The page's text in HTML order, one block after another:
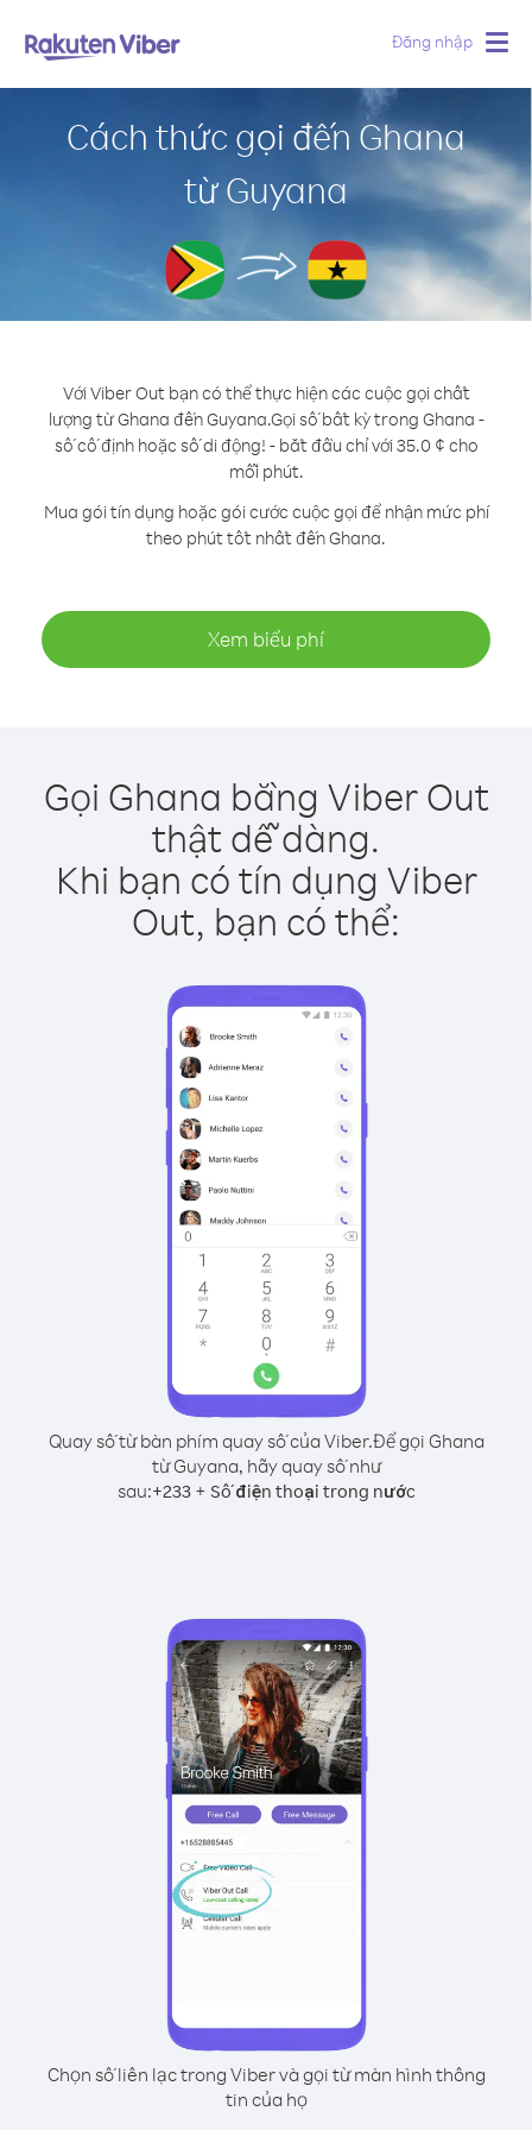
Đăng nhập
Cách thức gọi đến Ghana
từ Guyana
Với Viber Out bạn có thể thực hiện các cuộc gọi chất
lượng từ Ghana đến Guyana.Gọi số bất kỳ trong Ghana -
số cố định hoặc số di động! - bắt đầu chỉ với 35.0 ¢ cho
mỗi phút.
Mua gói tín dụng hoặc gói cước cuộc gọi để nhận mức phí
theo phút tốt nhất đến Ghana.
Xem biểu phí
Gọi Ghana bằng Viber Out
thật dễ dàng.
Khi bạn có tín dụng Viber
Out, bạn có thể:
Quay số từ bàn phím quay số của Viber.Để gọi Ghana
từ Guyana, hãy quay số như
sau:+233+ Số điện thoại trong nước
Chọn số liên lạc trong Viber và gọi từ màn hình thông
tin của họ